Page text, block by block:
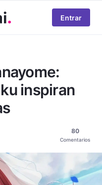
Entrar
inspiran
80
Comentarios